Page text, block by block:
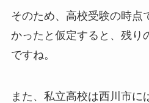
そのため、高校受験の時点
かったと仮定すると、残り
ですね。
また、私立高校は西川市に